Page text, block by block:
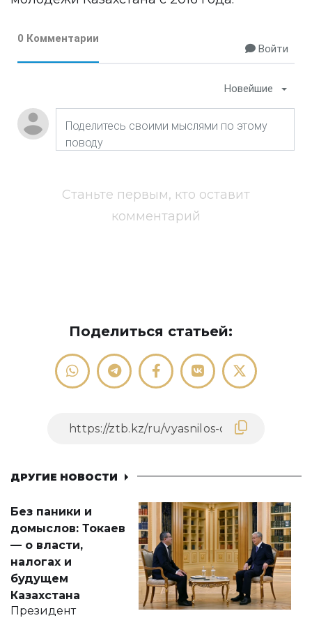
0 Комментарии
Войти
Новейшие
Станьте первым, кто оставит
комментарий
Поделиться статьей:
ДРУГИЕ НОВОСТИ
Без паники и
домыслов: Токаев
— о власти,
налогах и
будущем
Казахстана
Президент